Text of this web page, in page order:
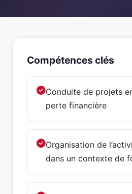
Compétences clés
Conduite de projets
perte financière
Organisation de
dans un contexte de